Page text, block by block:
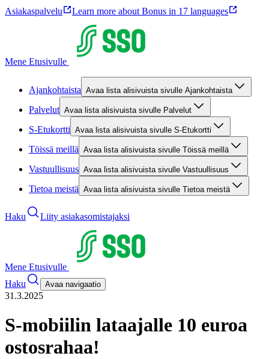
Asiakaspalvelu Learn more about Bonus in 17 languages
Mene Etusivulle
Ajankohtaista Avaa lista alisivuista sivulle Ajankohtaista
Palvelut Avaa lista alisivuista sivulle Palvelut
S-Etukortti Avaa lista alisivuista sivulle S-Etukortti
Töissä meillä Avaa lista alisivuista sivulle Töissä meillä
Vastuullisuus Avaa lista alisivuista sivulle Vastuullisuus
Tietoa meistä Avaa lista alisivuista sivulle Tietoa meistä
Haku Liity asiakasomistajaksi
Mene Etusivulle
Haku
Avaa navigaatio
31.3.2025
S-mobiilin lataajalle 10 euroa
ostosrahaa!